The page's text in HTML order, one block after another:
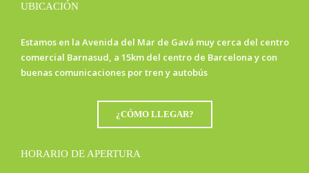
UBICACIÓN
Estamos en la Avenida del Mar de Gavá muy cerca del centro
comercial Barnasud, a 15km del centro de Barcelona y con
buenas comunicaciones por tren y autobús
¿CÓMO LLEGAR?
HORARIO DE APERTURA